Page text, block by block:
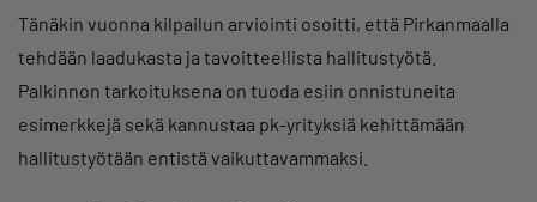
Tänäkin vuonna kilpailun arviointi osoitti, että Pirkanmaalla
tehdään laadukasta ja tavoitteellista hallitustyötä.
Palkinnon tarkoituksena on tuoda esiin onnistuneita
esimerkkejä sekä kannustaa pk-yrityksiä kehittämään
hallitustyötään entistä vaikuttavammaksi.